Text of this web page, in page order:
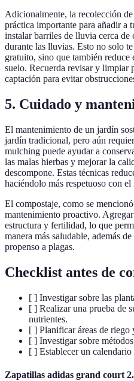
Adicionalmente, la recolección
práctica importante para añadir a
instalar barriles de lluvia cerca de
durante las lluvias. Esto no solo
gratuito, sino que también
suelo. Recuerda revisar y limpiar
captación para evitar
5. Cuidado y
El mantenimiento de un jardín
jardín tradicional, pero aún
mulching puede ayudar a
las malas hierbas y mejorar la
descompone. Estas técnicas
haciéndolo más respetuoso con
El compostaje, como se
mantenimiento proactivo.
estructura y fertilidad, lo que
manera más saludable, además
propenso a plagas.
Checklist antes de
[ ] Investigar sobre las
[ ] Realizar una prueba de
nutrientes.
[ ] Planificar áreas de riego
[ ] Investigar sobre
[ ] Establecer un
Zapatillas adidas grand court